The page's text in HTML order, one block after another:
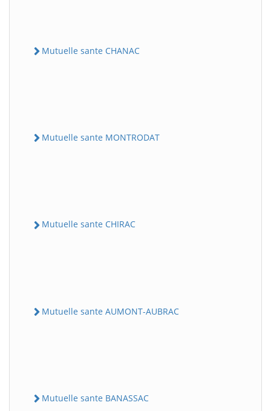
Mutuelle sante CHANAC
Mutuelle sante MONTRODAT
Mutuelle sante CHIRAC
Mutuelle sante AUMONT-AUBRAC
Mutuelle sante BANASSAC